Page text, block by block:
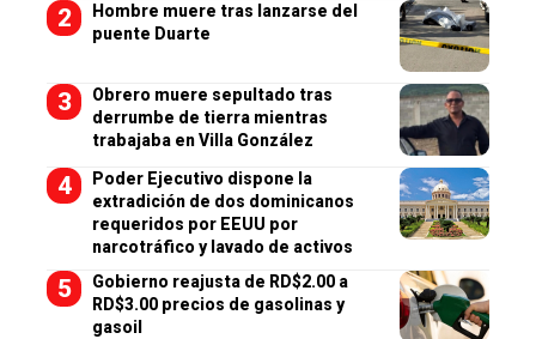
Hombre muere tras lanzarse del
puente Duarte
Obrero muere sepultado tras
derrumbe de tierra mientras
trabajaba en Villa González
Poder Ejecutivo dispone la
extradición de dos dominicanos
requeridos por EEUU por
narcotráfico y lavado de activos
Gobierno reajusta de RD$2.00 a
RD$3.00 precios de gasolinas y
gasoil